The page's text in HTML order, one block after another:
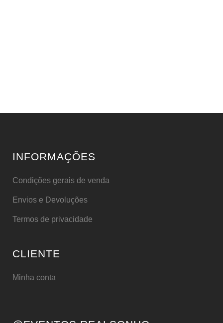
INFORMAÇÕES
Condições gerais de venda
Envios e Devoluções
Termos de privacidade
CLIENTE
Minha conta